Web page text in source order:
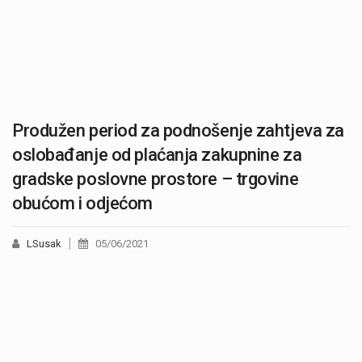
Produžen period za podnošenje zahtjeva za
oslobađanje od plaćanja zakupnine za
gradske poslovne prostore – trgovine
obućom i odjećom
LSusak 05/06/2021